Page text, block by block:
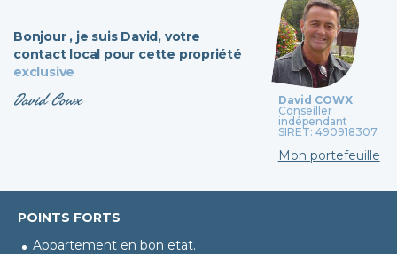
Bonjour , je suis David,votre
contact local pour cette propriété
exclusive
David Cowx
David COWX
Conseiller
indépendant
SIRET: 490918307
Mon portefeuille
POINTS FORTS
Appartement en bon etat.